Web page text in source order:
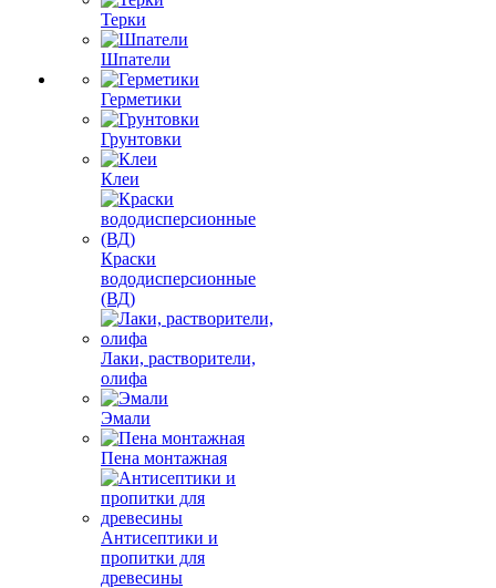
Терки
Шпатели
Герметики
Грунтовки
Клеи
Краски
вододисперсионные
(ВД)
Лаки, растворители,
олифа
Эмали
Пена монтажная
Антисептики и
пропитки для
древесины